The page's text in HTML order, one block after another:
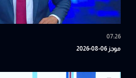
07:26
موجز 06-08-2026